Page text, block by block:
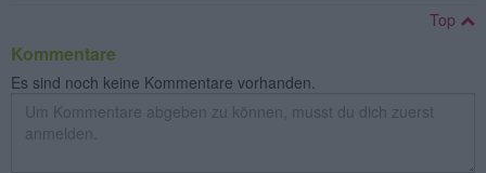
Top
Kommentare
Es sind noch keine Kommentare vorhanden.